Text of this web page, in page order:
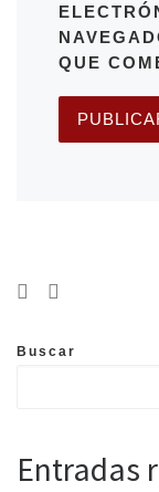
QUE
Buscar
Entradas